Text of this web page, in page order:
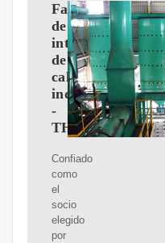
Fabricante
de
intercambiadores
de
calor
industriales
-
THERMOFIN
Confiado
como
el
socio
elegido
por